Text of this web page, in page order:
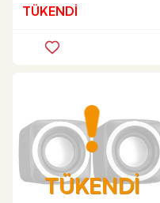
TÜKENDİ
TÜKENDİ